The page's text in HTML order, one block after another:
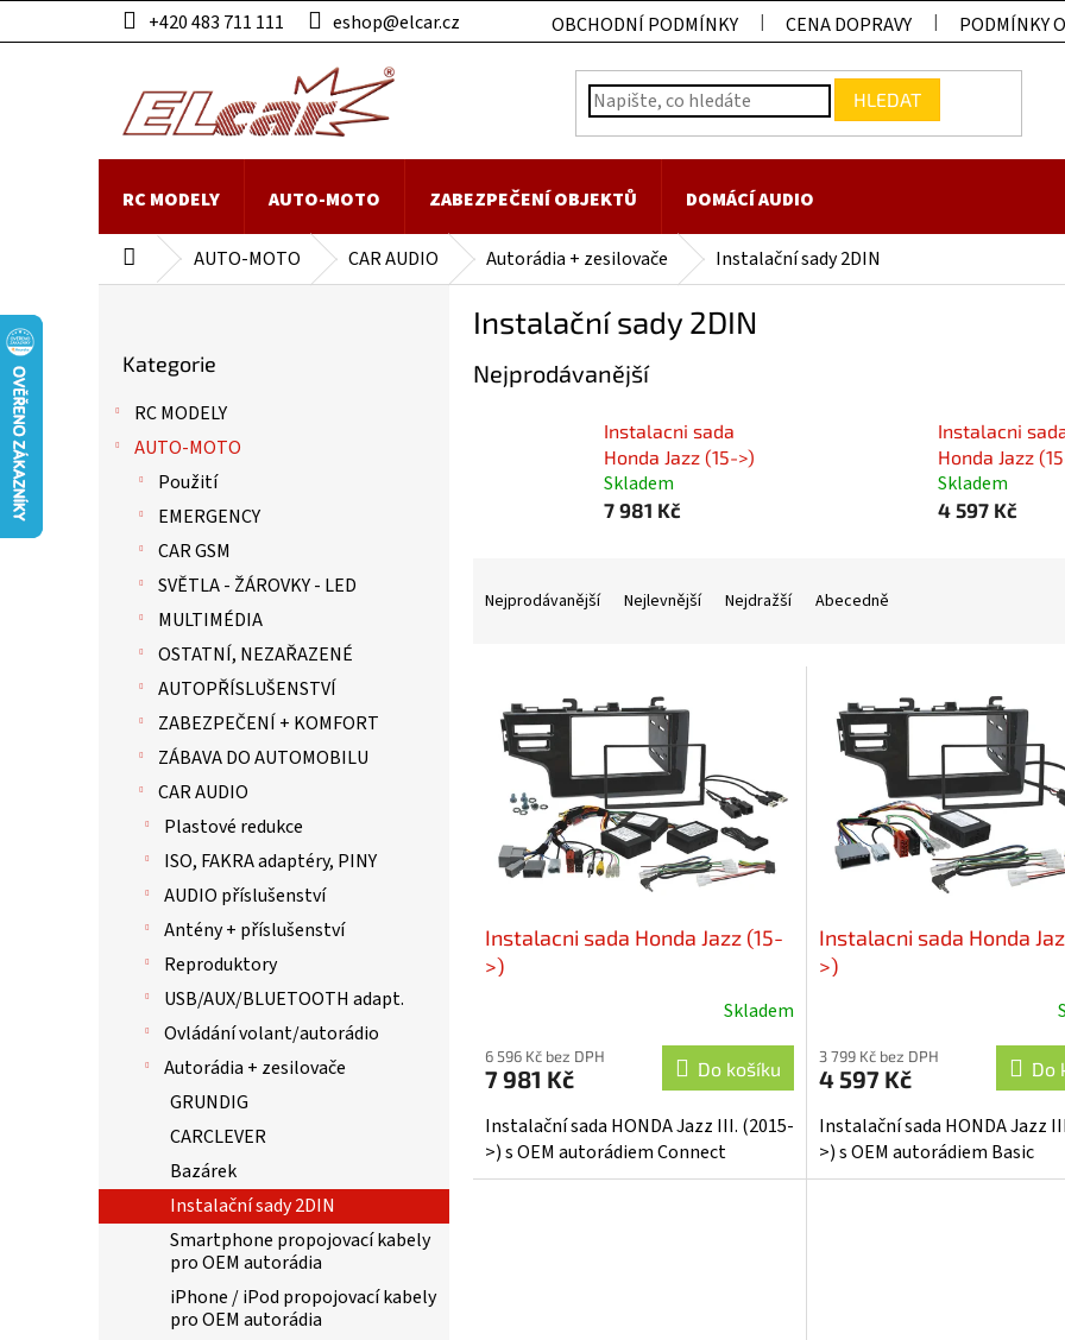
na
+420 483 711 111 eshop@elcar.cz OBCHODNÍ PODMÍNKY CENA DOPRAVY PODMÍNKY
HLEDAT
RC MODELY AUTO-MOTO ZABEZPEČENÍ OBJEKTŮ DOMÁCÍ AUDIO
Domů AUTO-MOTO CAR AUDIO Autorádia + zesilovače Instalační sady 2DIN
kategorie
Kategorie
RC MODELY
AUTO-MOTO
Použití
EMERGENCY
CAR GSM
SVĚTLA - ŽÁROVKY - LED
MULTIMÉDIA
OSTATNÍ, NEZAŘAZENÉ
AUTOPŘÍSLUŠENSTVÍ
ZABEZPEČENÍ + KOMFORT
ZÁBAVA DO AUTOMOBILU
CAR AUDIO
Plastové redukce
ISO, FAKRA adaptéry, PINY
AUDIO příslušenství
Antény + příslušenství
Reproduktory
USB/AUX/BLUETOOTH adapt.
Ovládání volant/autorádio
Autorádia + zesilovače
GRUNDIG
CARCLEVER
Bazárek
Instalační sady 2DIN
Smartphone propojovací kabely
pro OEM autorádia
iPhone / iPod propojovací kabely
pro OEM autorádia
Instalační sady 2DIN
Nejprodávanější
Instalacni sada
Honda Jazz (15->)
Skladem
7 981 Kč
Instalacni
Honda Jazz
Skladem
4 597 Kč
Nejprodávanější Nejlevnější Nejdražší Abecedně
Instalacni sada Honda Jazz (15-
>)
Skladem
6 596 Kč bez DPH
7 981 Kč Do košíku
Instalační sada HONDA Jazz III. (2015-
>) s OEM autorádiem Connect
Instalacni sada Honda
>)
3 799 Kč bez DPH
4 597 Kč Do
Instalační sada HONDA Jazz
>) s OEM autorádiem Basic